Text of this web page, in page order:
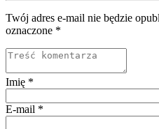
Twój adres e-mail nie będzie
oznaczone *
Imię *
E-mail *